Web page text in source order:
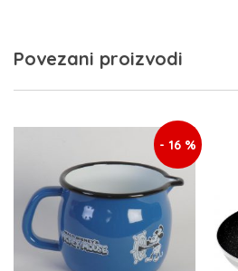
Povezani proizvodi
- 16 %